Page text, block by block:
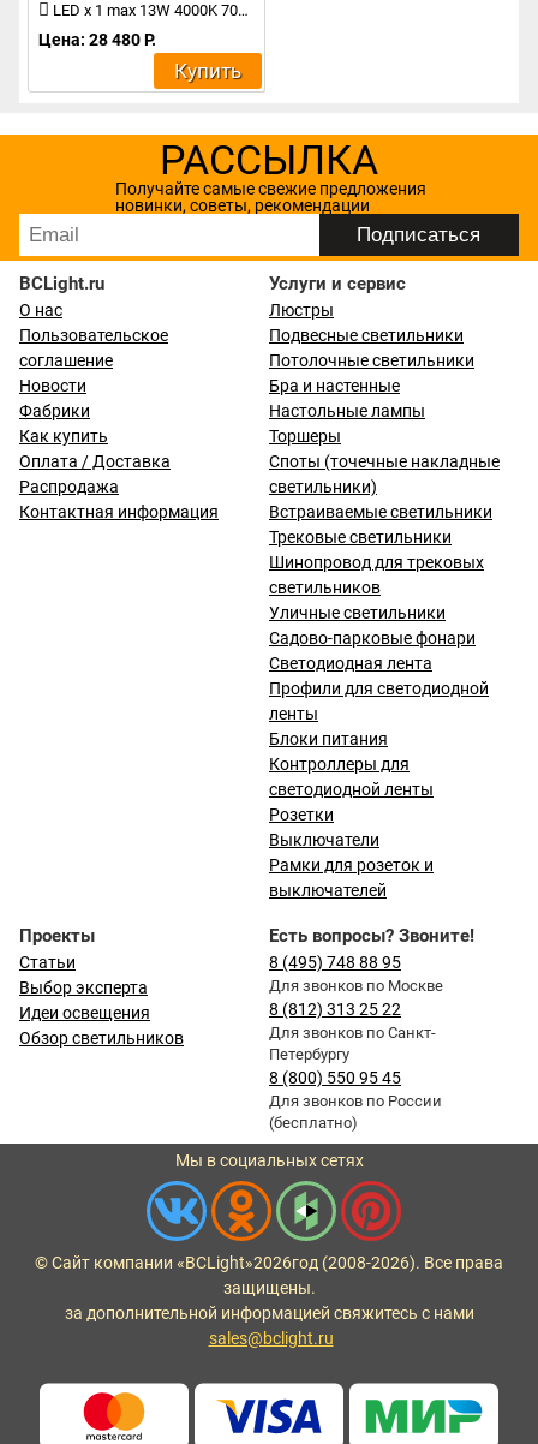
LED x 1 max 13W 4000K 700Lm
Цена: 28 480 Р.
Купить
РАССЫЛКА
Получайте самые свежие предложения
новинки, советы, рекомендации
BCLight.ru
О нас
Пользовательское
соглашение
Новости
Фабрики
Как купить
Оплата / Доставка
Распродажа
Контактная информация
Услуги и сервис
Люстры
Подвесные светильники
Потолочные светильники
Бра и настенные
Настольные лампы
Торшеры
Споты (точечные накладные
светильники)
Встраиваемые светильники
Трековые светильники
Шинопровод для трековых
светильников
Уличные светильники
Садово-парковые фонари
Светодиодная лента
Профили для светодиодной
ленты
Блоки питания
Контроллеры для
светодиодной ленты
Розетки
Выключатели
Рамки для розеток и
выключателей
Проекты
Статьи
Выбор эксперта
Идеи освещения
Обзор светильников
Есть вопросы? Звоните!
8 (495) 748 88 95
Для звонков по Москве
8 (812) 313 25 22
Для звонков по Санкт-
Петербургу
8 (800) 550 95 45
Для звонков по России
(бесплатно)
Мы в социальных сетях
© Сайт компании «BCLight»2026год (2008-2026). Все права
защищены.
за дополнительной информацией свяжитесь с нами
sales@bclight.ru